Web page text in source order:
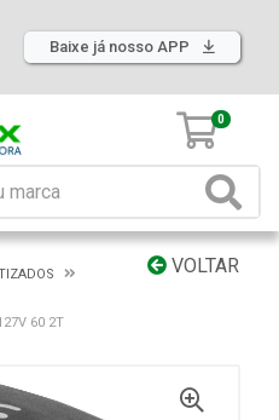
Baixe já nosso APP
0
VOLTAR
60 2T